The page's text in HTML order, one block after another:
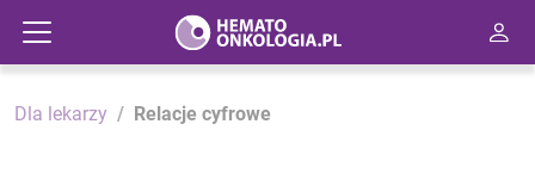
Dla lekarzy Relacje cyfrowe